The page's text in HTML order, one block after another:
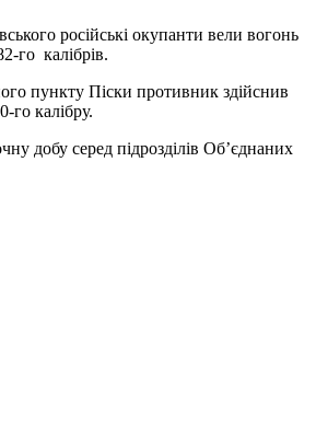
російські окупанти вели вогонь
го калібрів.
пункту Піски противник здійснив
го калібру.
добу серед підрозділів Об’єднаних